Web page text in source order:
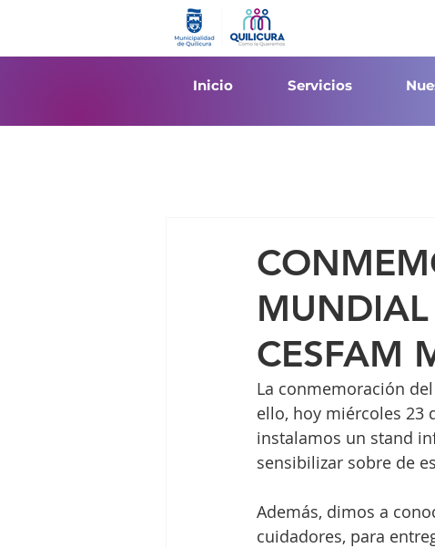
Inicio Servicios
MUNDIAL
CESFAM
La conmemoración
ello, hoy miércoles 23
instalamos un stand
sensibilizar sobre de
Además, dimos a
cuidadores, para